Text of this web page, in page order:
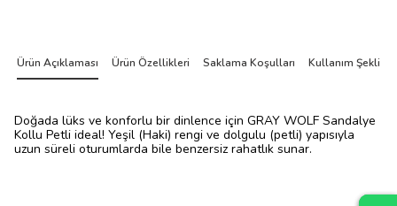
Ürün Açıklaması Ürün Özellikleri Saklama Koşulları Kullanım Şekli
Doğada lüks ve konforlu bir dinlence için GRAY WOLF Sandalye
Kollu Petli ideal! Yeşil (Haki) rengi ve dolgulu (petli) yapısıyla
uzun süreli oturumlarda bile benzersiz rahatlık sunar.